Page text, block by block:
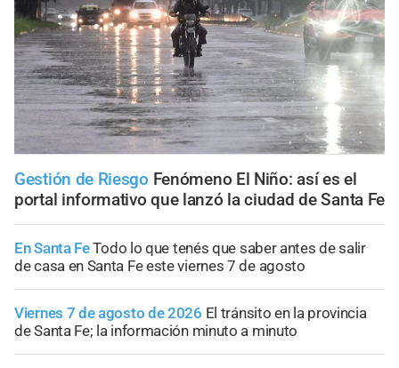
Gestión de Riesgo Fenómeno El Niño: así es el
portal informativo que lanzó la ciudad de Santa Fe
En Santa FeTodo lo que tenés que saber antes de salir
de casa en Santa Fe este viernes 7 de agosto
Viernes 7 de agosto de 2026 El tránsito en la provincia
de Santa Fe; la información minuto a minuto